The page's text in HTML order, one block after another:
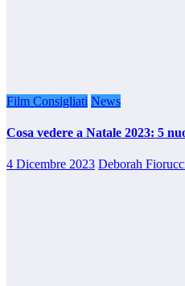
Film Consigliati News
Cosa vedere a Natale 2023: 5
4 Dicembre 2023 Deborah